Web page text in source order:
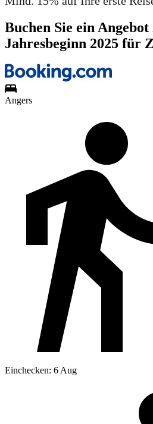
Buchen Sie ein Angebot
Jahresbeginn 2025 für
Angers
Einchecken: 6 Aug